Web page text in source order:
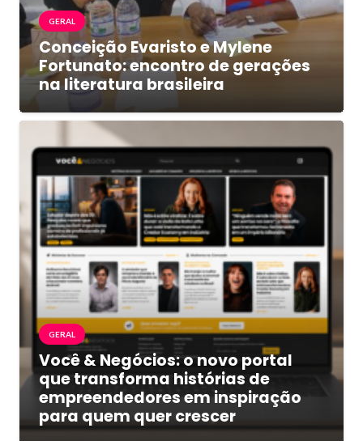
GERAL
Conceição Evaristo e Mylene
Fortunato: encontro de gerações
na literatura brasileira
GERAL
Você & Negócios: o novo portal
que transforma histórias de
empreendedores em inspiração
para quem quer crescer